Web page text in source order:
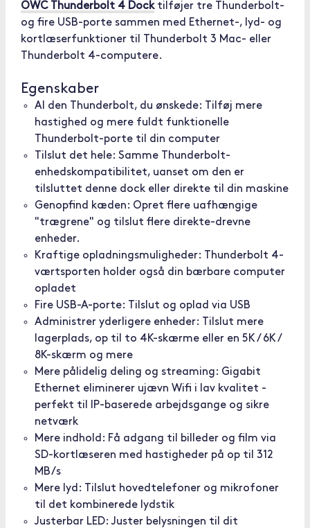
OWC Thunderbolt 4 Docktilføjer tre Thunderbolt-
og fire USB-porte sammen med Ethernet-, lyd- og
kortlæserfunktioner til Thunderbolt 3 Mac- eller
Thunderbolt 4-computere.
Egenskaber
Al den Thunderbolt, du ønskede: Tilføj mere
hastighed og mere fuldt funktionelle
Thunderbolt-porte til din computer
Tilslut det hele: Samme Thunderbolt-
enhedskompatibilitet, uanset om den er
tilsluttet denne dock eller direkte til din maskine
Genopfind kæden: Opret flere uafhængige
"trægrene" og tilslut flere direkte-drevne
enheder.
Kraftige opladningsmuligheder: Thunderbolt 4-
værtsporten holder også din bærbare computer
opladet
Fire USB-A-porte: Tilslut og oplad via USB
Administrer yderligere enheder: Tilslut mere
lagerplads, op til to 4K-skærme eller en 5K / 6K /
8K-skærm og mere
Mere pålidelig deling og streaming: Gigabit
Ethernet eliminerer ujævn Wifi i lav kvalitet -
perfekt til IP-baserede arbejdsgange og sikre
netværk
Mere indhold: Få adgang til billeder og film via
SD-kortlæseren med hastigheder på op til 312
MB/s
Mere lyd: Tilslut hovedtelefoner og mikrofoner
til det kombinerede lydstik
Justerbar LED: Juster belysningen til dit